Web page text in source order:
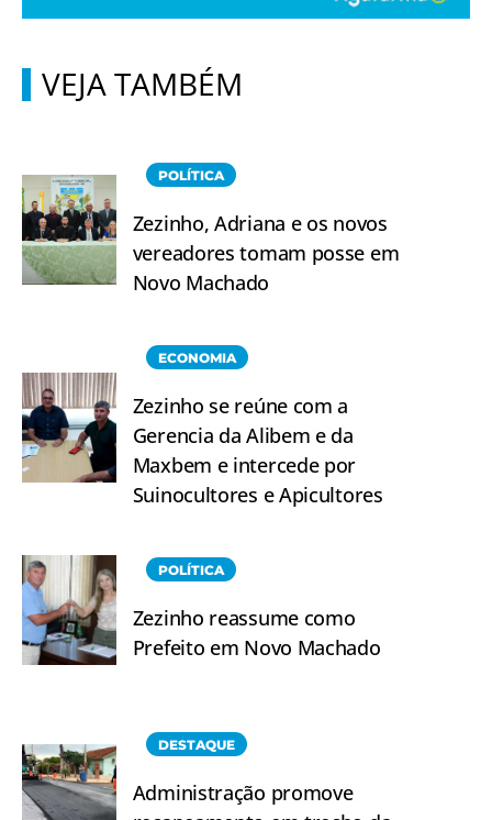
VEJA TAMBÉM
POLÍTICA
Zezinho, Adriana e os novos
vereadores tomam posse em
Novo Machado
ECONOMIA
Zezinho se reúne com a
Gerencia da Alibem e da
Maxbem e intercede por
Suinocultores e Apicultores
POLÍTICA
Zezinho reassume como
Prefeito em Novo Machado
DESTAQUE
Administração promove